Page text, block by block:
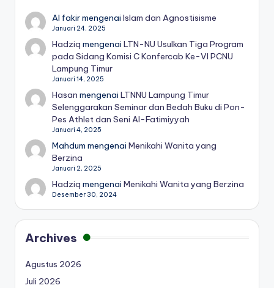
Al fakirmengenaiIslam dan Agnostisisme
Januari 24, 2025
Hadziq mengenaiLTN-NU Usulkan Tiga Program
pada Sidang Komisi C Konfercab Ke-VI PCNU
Lampung Timur
Januari 14, 2025
Hasan mengenaiLTNNU Lampung Timur
Selenggarakan Seminar dan Bedah Buku di Pon-
Pes Athlet dan Seni Al-Fatimiyyah
Januari 4, 2025
Mahdum mengenaiMenikahi Wanita yang
Berzina
Januari 2, 2025
Hadziq mengenaiMenikahi Wanita yang Berzina
Desember 30, 2024
Archives
Agustus 2026
Juli 2026